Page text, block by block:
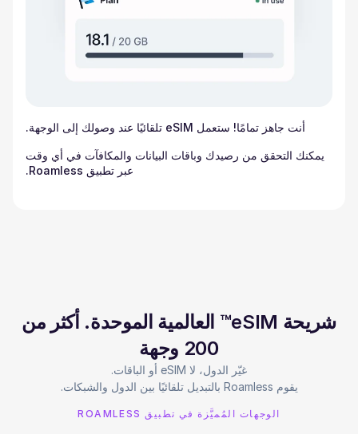
أنت جاهز تمامًا! ستعمل eSIM تلقائيًا عند وصولك إلى الوجهة.
يمكنك التحقق من رصيدك وباقات البيانات والمكافآت في أي وقت
عبر تطبيق Roamless.
شريحة eSIM™ العالمية الموحدة. أكثر من
200 وجهة
يقوم Roamless بالتبديل تلقائيًا بين الدول والشبكات.
الوجهات المُميَّزة في تطبيق ROAMLESS